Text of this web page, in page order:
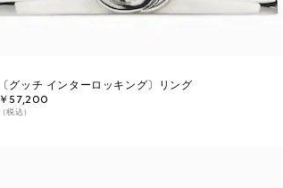
〔グッチ インターロッキング〕リング
￥57,200
（税込）